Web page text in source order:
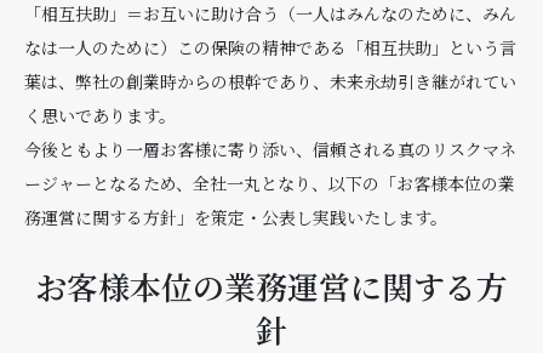
「相互扶助」＝お互いに助け合う（一人はみんなのために、みん
なは一人のために）この保険の精神である「相互扶助」という言
葉は、弊社の創業時からの根幹であり、未来永劫引き継がれてい
く思いであります。
今後ともより一層お客様に寄り添い、信頼される真のリスクマネ
ージャーとなるため、全社一丸となり、以下の「お客様本位の業
務運営に関する方針」を策定・公表し実践いたします。
お客様本位の業務運営に関する方
針